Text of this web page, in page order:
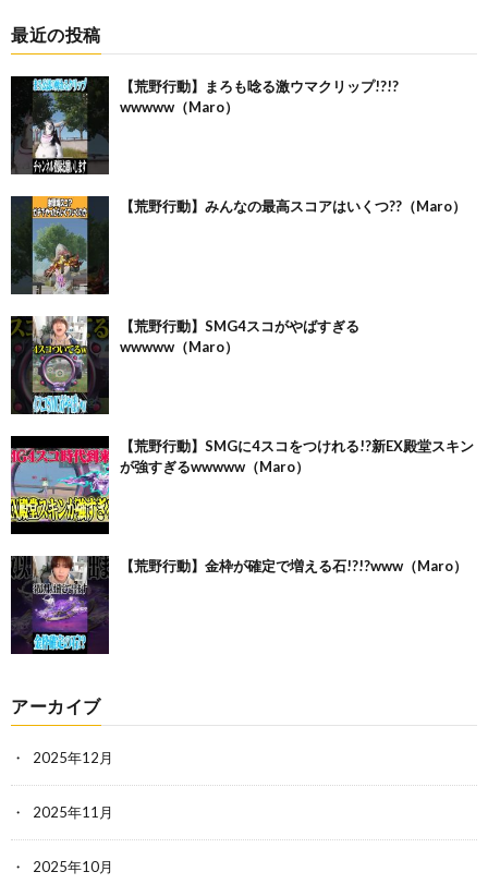
最近の投稿
【荒野行動】まろも唸る激ウマクリップ!?!?
wwwww（Maro）
【荒野行動】みんなの最高スコアはいくつ??（Maro）
【荒野行動】SMG4スコがやばすぎる
wwwww（Maro）
【荒野行動】SMGに4スコをつけれる!?新EX殿堂スキン
が強すぎるwwwww（Maro）
【荒野行動】金枠が確定で増える石!?!?www（Maro）
アーカイブ
2025年12月
2025年11月
2025年10月